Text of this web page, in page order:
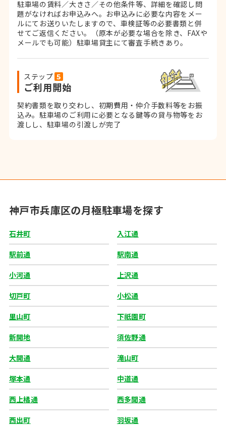
駐車場の賃料／大きさ／その他条件等、詳細を確認し問
題がなければお申込みへ。お申込みに必要な内容をメー
ルにてお送りいたしますので、車検証等の必要書類と併
せてご返信ください。
（原本が必要な場合を除き、FAXや
メールでも可能） 駐車場貸主にて審査手続きあり。
ステップ
ご利用開始
契約書類を取り交わし、初期費用・仲介手数料等をお振
込み。駐車場のご利用に必要となる鍵等の貸与物等をお
渡しし、駐車場の引渡しが完了
神戸市兵庫区の月極駐車場を探す
石井町 入江通
駅前通 駅南通
小河通 上沢通
切戸町 小松通
里山町 下祇園町
新開地 須佐野通
大開通 滝山町
塚本通 中道通
西上橘通 西多聞通
西出町 羽坂通